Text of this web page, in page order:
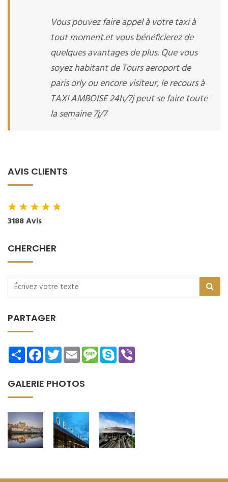
Vous pouvez faire appel à votre taxi à
tout moment.et vous bénéficierez de
quelques avantages de plus. Que vous
soyez habitant de Tours aeroport de
paris orly ou encore visiteur, le recours à
TAXI AMBOISE 24h/7j peut se faire toute
la semaine 7j/7
AVIS CLIENTS
★★★★★
3188 Avis
CHERCHER
PARTAGER
ShareFacebookTwitterEmailMessage
Skype
GALERIE PHOTOS